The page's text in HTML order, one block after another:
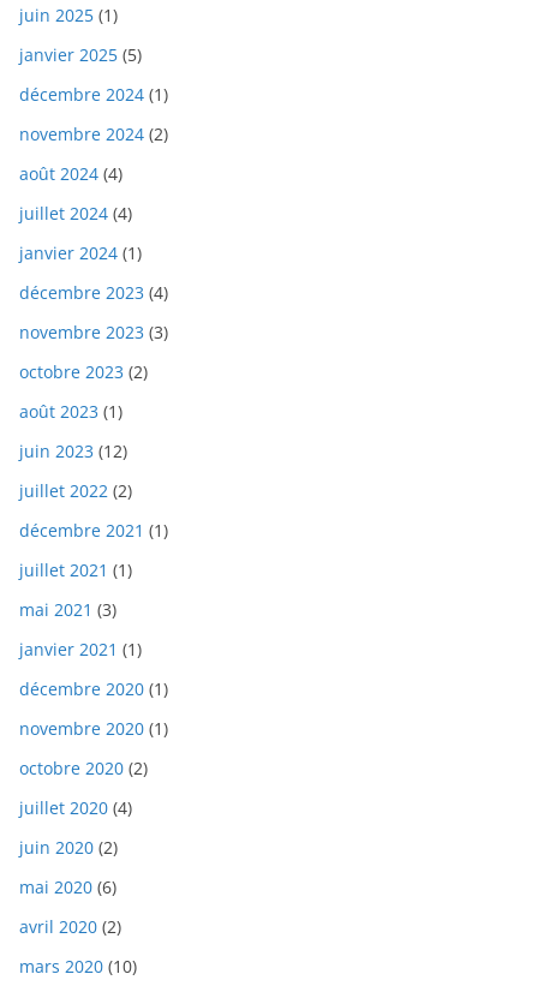
juin 2025 (1)
janvier 2025 (5)
décembre 2024 (1)
novembre 2024 (2)
août 2024 (4)
juillet 2024 (4)
janvier 2024 (1)
décembre 2023 (4)
novembre 2023 (3)
octobre 2023 (2)
août 2023 (1)
juin 2023 (12)
juillet 2022 (2)
décembre 2021 (1)
juillet 2021 (1)
mai 2021 (3)
janvier 2021 (1)
décembre 2020 (1)
novembre 2020 (1)
octobre 2020 (2)
juillet 2020 (4)
juin 2020 (2)
mai 2020 (6)
avril 2020 (2)
mars 2020 (10)